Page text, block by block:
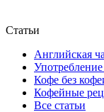
Статьи
Английская
Кофе без
Кофейные
Все статьи